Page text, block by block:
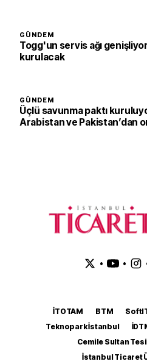
GÜNDEM
Togg'un servis ağı
kurulacak
GÜNDEM
Üçlü savunma paktı
Arabistan ve Pakistan’dan
• •
İTOTAM BTM
Teknopark İstanbul
Cemile Sultan
İstanbul Ticaret